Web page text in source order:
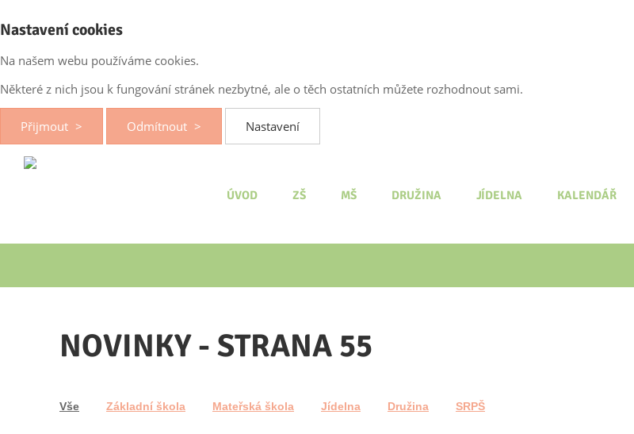
Nastavení cookies
Na našem webu používáme cookies.
Některé z nich jsou k fungování stránek nezbytné, ale o těch ostatních můžete rozhodnout sami.
Přijmout Odmítnout Nastavení
ÚVOD ZŠ MŠ DRUŽINA JÍDELNA KALENDÁŘ
NOVINKY - STRANA 55
Vše Základní škola Mateřská škola Jídelna Družina SRPŠ